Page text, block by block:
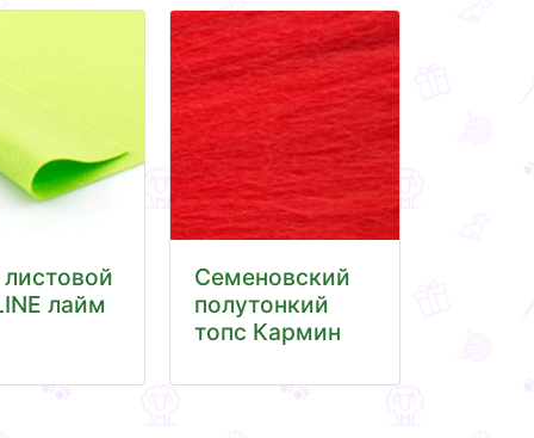
лайм
Семеновский
полутонкий
топс Кармин